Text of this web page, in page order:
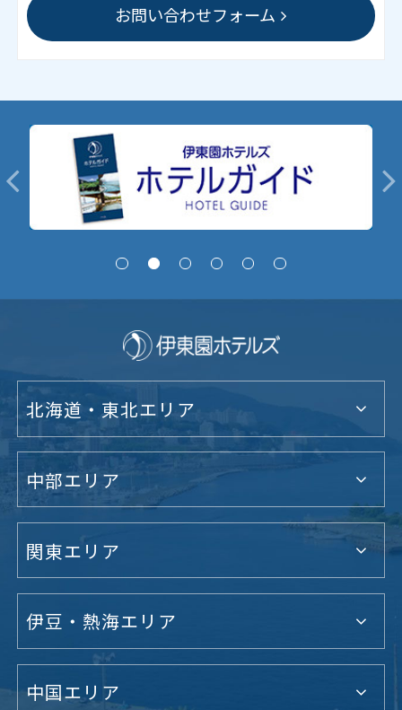
お問い合わせフォーム
北海道・東北エリア
中部エリア
関東エリア
伊豆・熱海エリア
中国エリア